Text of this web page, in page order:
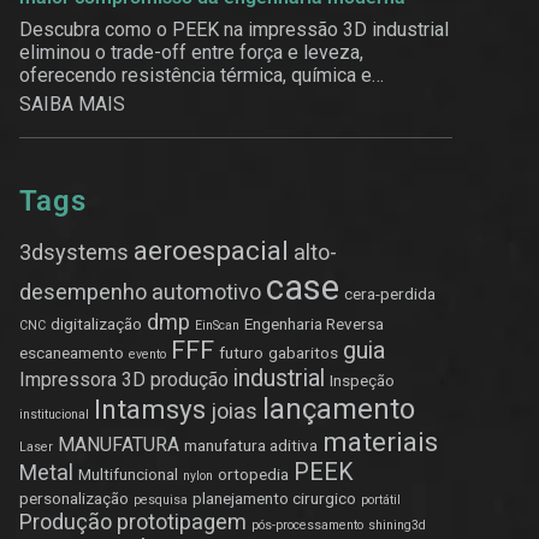
Descubra como o PEEK na impressão 3D industrial
eliminou o trade-off entre força e leveza,
oferecendo resistência térmica, química e
estrutural.
SAIBA MAIS
Tags
3dsystems aeroespacial alto-
desempenho automotivo case cera-perdida
CNC digitalização dmp EinScan Engenharia Reversa
escaneamento evento FFF futuro gabaritos guia
Impressora 3D produção industrial Inspeção
institucional Intamsys joias lançamento
Laser MANUFATURA manufatura aditiva materiais
Metal Multifuncional nylon ortopedia PEEK
personalização pesquisa planejamento cirurgico portátil
Produção prototipagem pós-processamento shining3d